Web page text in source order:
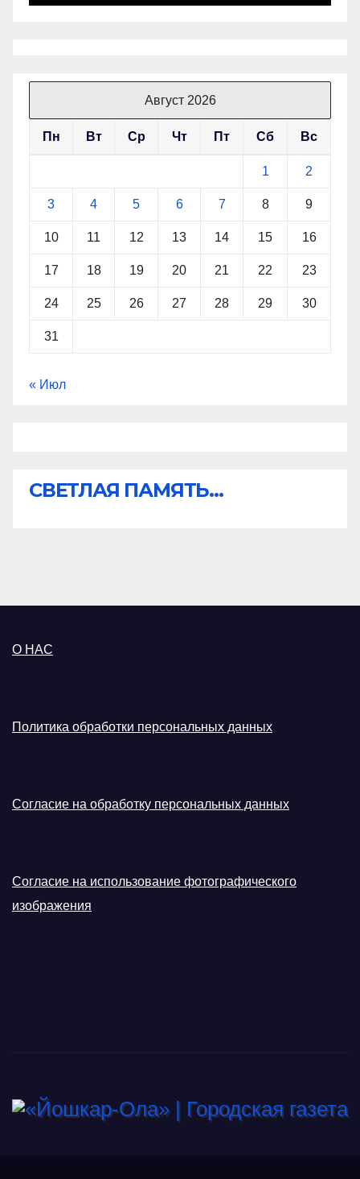
Август 2026
Пн Вт Ср Чт Пт Сб Вс
1 2
3 4 5 6 7 8 9
10 11 12 13 14 15 16
17 18 19 20 21 22 23
24 25 26 27 28 29 30
31
« Июл
СВЕТЛАЯ ПАМЯТЬ...
О НАС
Политика обработки персональных данных
Согласие на обработку персональных данных
Согласие на использование фотографического
изображения